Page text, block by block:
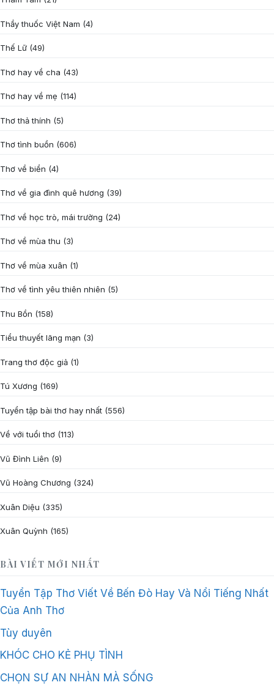
Thầy thuốc Việt Nam (4)
Thế Lữ (49)
Thơ hay về cha (43)
Thơ hay về mẹ (114)
Thơ thả thính (5)
Thơ tình buồn (606)
Thơ về biển (4)
Thơ về gia đình quê hương (39)
Thơ về học trò, mái trường (24)
Thơ về mùa thu (3)
Thơ về mùa xuân (1)
Thơ về tình yêu thiên nhiên (5)
Thu Bồn (158)
Tiểu thuyết lãng mạn (3)
Trang thơ độc giả (1)
Tú Xương (169)
Tuyển tập bài thơ hay nhất (556)
Về với tuổi thơ (113)
Vũ Đình Liên (9)
Vũ Hoàng Chương (324)
Xuân Diệu (335)
Xuân Quỳnh (165)
BÀI VIẾT MỚI NHẤT
Tuyển Tập Thơ Viết Về Bến Đò Hay Và Nổi Tiếng Nhất
Của Anh Thơ
Tùy duyên
KHÓC CHO KẺ PHỤ TÌNH
CHỌN SỰ AN NHÀN MÀ SỐNG